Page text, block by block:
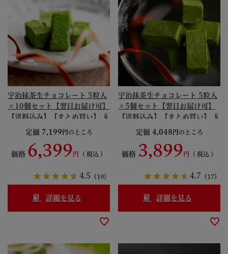
宇治抹茶生チョコレート 5粒入
×10個セット【翌日お届け可】
【送料込み】【まとめ買い】 §
【賞味期限約30日間】 抹茶ス
S99290868
定価 7,199 のところ
価格 6,399 税込
4.5 （19）
詳細を見る
宇治抹茶生チョコレート 5粒入
×5個セット【翌日お届け可】
【送料込み】【まとめ買い】 §
【賞味期限約30日間】 抹茶ス
S99190868
定価 4,048 のところ
価格 3,899 税込
4.7 （17）
詳細を見る